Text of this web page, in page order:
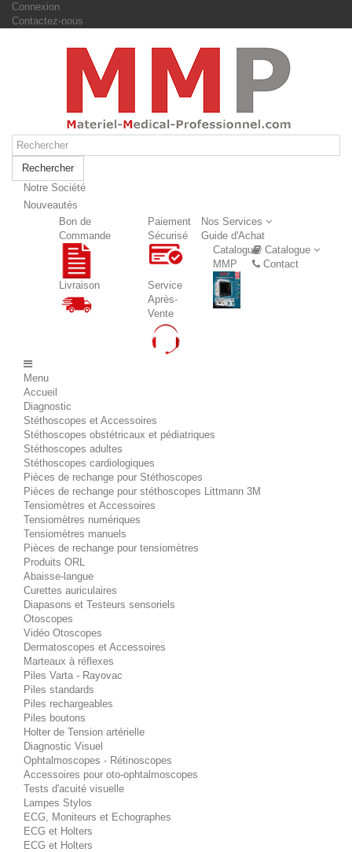
Connexion
Contactez-nous
Rechercher
Notre Société
Nouveautés
Nos Services
Bon de
Commande
Paiement
Sécurisé
Livraison
Service
Après-
Vente
Guide d'Achat
Catalogue
Catalogue
MMP
Contact
Menu
Accueil
Diagnostic
Stéthoscopes et Accessoires
Stéthoscopes obstétricaux et pédiatriques
Stéthoscopes adultes
Stéthoscopes cardiologiques
Pièces de rechange pour Stéthoscopes
Pièces de rechange pour stéthoscopes Littmann 3M
Tensiomètres et Accessoires
Tensiomètres numériques
Tensiomètres manuels
Pièces de rechange pour tensiomètres
Produits ORL
Abaisse-langue
Curettes auriculaires
Diapasons et Testeurs sensoriels
Otoscopes
Vidéo Otoscopes
Dermatoscopes et Accessoires
Marteaux à réflexes
Piles Varta - Rayovac
Piles standards
Piles rechargeables
Piles boutons
Holter de Tension artérielle
Diagnostic Visuel
Ophtalmoscopes - Rétinoscopes
Accessoires pour oto-ophtalmoscopes
Tests d'acuité visuelle
Lampes Stylos
ECG, Moniteurs et Echographes
ECG et Holters
ECG et Holters